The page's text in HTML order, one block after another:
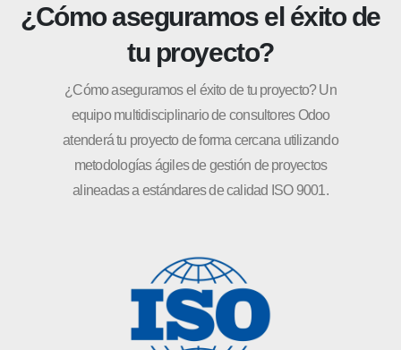
¿Cómo aseguramos el éxito de
tu proyecto?
¿Cómo aseguramos el éxito de tu proyecto? Un
equipo multidisciplinario de consultores Odoo
atenderá tu proyecto de forma cercana utilizando
metodologías ágiles de gestión de proyectos
alineadas a estándares de calidad ISO 9001.